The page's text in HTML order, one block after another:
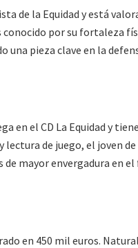
de la Equidad y está
conocido por su fortaleza
una pieza clave en la
en el CD La Equidad y
lectura de juego, el joven
de mayor envergadura en
en 450 mil euros.